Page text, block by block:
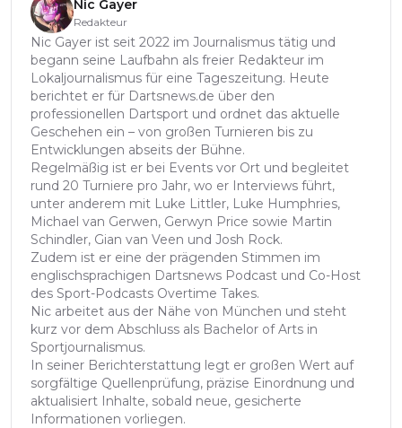
Nic Gayer
Redakteur
Nic Gayer ist seit 2022 im Journalismus tätig und
begann seine Laufbahn als freier Redakteur im
Lokaljournalismus für eine Tageszeitung. Heute
berichtet er für Dartsnews.de über den
professionellen Dartsport und ordnet das aktuelle
Geschehen ein – von großen Turnieren bis zu
Entwicklungen abseits der Bühne.
Regelmäßig ist er bei Events vor Ort und begleitet
rund 20 Turniere pro Jahr, wo er Interviews führt,
unter anderem mit Luke Littler, Luke Humphries,
Michael van Gerwen, Gerwyn Price sowie Martin
Schindler, Gian van Veen und Josh Rock.
Zudem ist er eine der prägenden Stimmen im
englischsprachigen Dartsnews Podcast und Co-Host
des Sport-Podcasts Overtime Takes.
Nic arbeitet aus der Nähe von München und steht
kurz vor dem Abschluss als Bachelor of Arts in
Sportjournalismus.
In seiner Berichterstattung legt er großen Wert auf
sorgfältige Quellenprüfung, präzise Einordnung und
aktualisiert Inhalte, sobald neue, gesicherte
Informationen vorliegen.